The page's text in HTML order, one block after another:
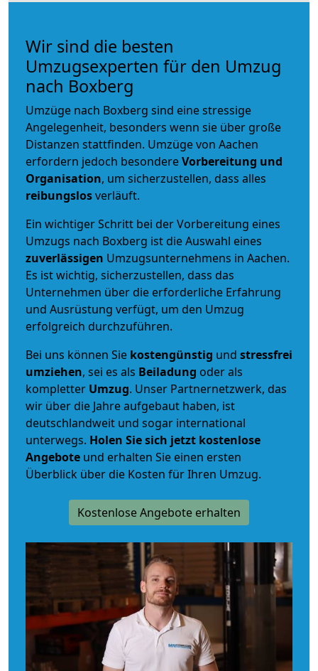
Wir sind die besten
Umzugsexperten für den Umzug
nach Boxberg
Umzüge nach Boxberg sind eine stressige
Angelegenheit, besonders wenn sie über große
Distanzen stattfinden. Umzüge von Aachen
erfordern jedoch besondereVorbereitung und
Organisation, um sicherzustellen, dass alles
reibungslosverläuft.
Ein wichtiger Schritt bei der Vorbereitung eines
Umzugs nach Boxberg ist die Auswahl eines
zuverlässigen Umzugsunternehmens in Aachen.
Es ist wichtig, sicherzustellen, dass das
Unternehmen über die erforderliche Erfahrung
und Ausrüstung verfügt, um den Umzug
erfolgreich durchzuführen.
Bei uns können Sie kostengünstig und stressfrei
umziehen, sei es als Beiladung oder als
kompletter Umzug. Unser Partnernetzwerk, das
wir über die Jahre aufgebaut haben, ist
deutschlandweit und sogar international
unterwegs. Holen Sie sich jetzt kostenlose
Angebote und erhalten Sie einen ersten
Überblick über die Kosten für Ihren Umzug.
Kostenlose Angebote erhalten